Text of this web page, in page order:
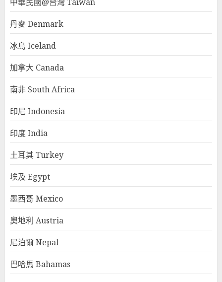
丹麥 Denmark
冰島 Iceland
加拿大 Canada
南非 South Africa
印尼 Indonesia
印度 India
土耳其 Turkey
埃及 Egypt
墨西哥 Mexico
奧地利 Austria
尼泊爾 Nepal
巴哈馬 Bahamas